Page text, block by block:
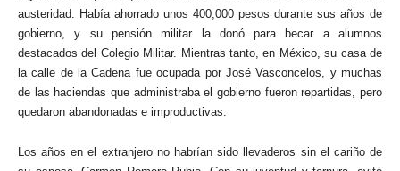
austeridad. Había ahorrado unos 400,000 pesos durante sus años de
gobierno, y su pensión militar la donó para becar a alumnos
destacados del Colegio Militar. Mientras tanto, en México, su casa de
la calle de la Cadena fue ocupada por José Vasconcelos, y muchas
de las haciendas que administraba el gobierno fueron repartidas, pero
quedaron abandonadas e improductivas.
Los años en el extranjero no habrían sido llevaderos sin el cariño de